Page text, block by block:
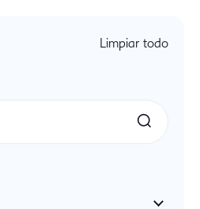
Limpiar todo